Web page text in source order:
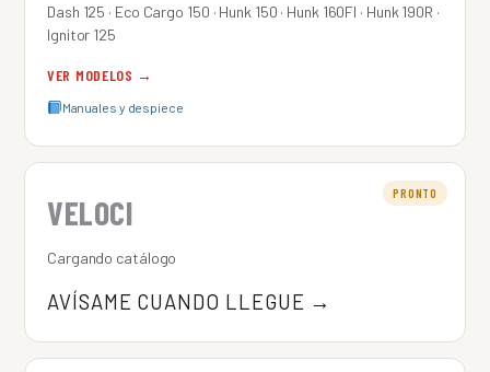
Dash 125 · Eco Cargo 150 · Hunk 150 · Hunk 160FI · Hunk 190R ·
Ignitor 125
VER MODELOS →
Manuales y despiece
PRONTO
VELOCI
Cargando catálogo
AVÍSAME CUANDO LLEGUE →